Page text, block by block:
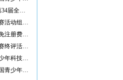
中国科协办公厅等9部门关于公布第34届全国青少年科技创新大赛获奖名单的通知
关于举办2019年全国青少年科技竞赛活动组织工作者研讨活动的通知
第34届全国青少年科技创新大赛减免注册费代表名单
关于第34届全国青少年科技创新大赛终评活动的通知
中国科协办公厅关于印发《全国青少年科技创新大赛章程》的通知
中国科协办公厅关于举办第34届全国青少年科技创新大赛的通知